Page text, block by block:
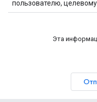
пользователю,
Эта